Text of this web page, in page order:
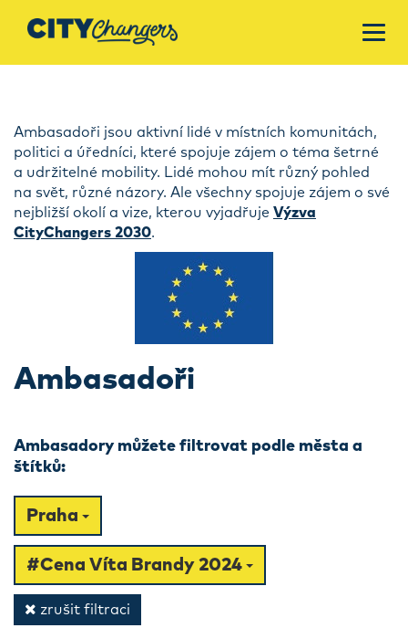
Ambasadoři jsou aktivní lidé v místních komunitách,
politici a úředníci, které spojuje zájem o téma šetrné
a udržitelné mobility. Lidé mohou mít různý pohled
na svět, různé názory. Ale všechny spojuje zájem o své
nejbližší okolí a vize, kterou vyjadřuje Výzva
CityChangers 2030.
Ambasadoři
Ambasadory můžete filtrovat podle města a
štítků:
Praha
#Cena Víta Brandy 2024
zrušit filtraci